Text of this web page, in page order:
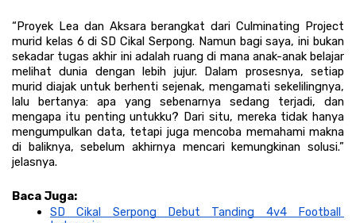
“Proyek Lea dan Aksara berangkat dari Culminating Project
murid kelas 6 di SD Cikal Serpong. Namun bagi saya, ini bukan
sekadar tugas akhir ini adalah ruang di mana anak-anak belajar
melihat dunia dengan lebih jujur. Dalam prosesnya, setiap
murid diajak untuk berhenti sejenak, mengamati sekelilingnya,
lalu bertanya: apa yang sebenarnya sedang terjadi, dan
mengapa itu penting untukku? Dari situ, mereka tidak hanya
mengumpulkan data, tetapi juga mencoba memahami makna
di baliknya, sebelum akhirnya mencari kemungkinan solusi.”
jelasnya.
Baca Juga:
SD Cikal Serpong Debut Tanding 4v4 Football